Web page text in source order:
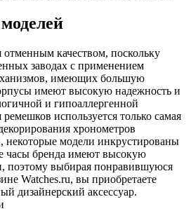
качеством, поскольку
заводах с применением
имеющих большую
имеют высокую надежность и
и гипоаллергенной
используется только самая
хронометров
некоторые модели инкрустированы
часы бренда имеют высокую
поэтому выбирая понравившуюся
Watches.ru, вы приобретаете
дизайнерский аксессуар.